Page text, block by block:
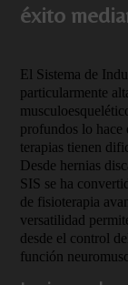
éxito
El Sistema de
particularmente
profundos lo hace
terapias tienen
Desde hernias
SIS se ha
de fisioterapia
versatilidad
desde el control
función